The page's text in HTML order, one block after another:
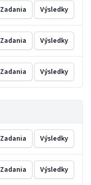
Zadania Výsledky
Zadania Výsledky
Zadania Výsledky
Zadania Výsledky
Zadania Výsledky